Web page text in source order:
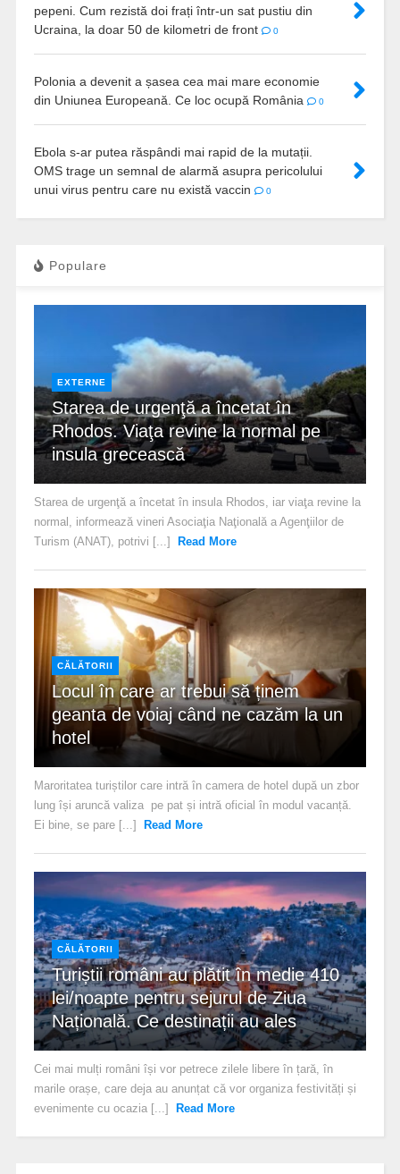
pepeni. Cum rezistă doi frați într-un sat pustiu din
Ucraina, la doar 50 de kilometri de front
0
Polonia a devenit a șasea cea mai mare economie
din Uniunea Europeană. Ce loc ocupă România
0
Ebola s-ar putea răspândi mai rapid de la mutații.
OMS trage un semnal de alarmă asupra pericolului
unui virus pentru care nu există vaccin
0
Populare
EXTERNE
Starea de urgenţă a încetat în
Rhodos. Viaţa revine la normal pe
insula grecească
Starea de urgenţă a încetat în insula Rhodos, iar viaţa revine la
normal, informează vineri Asociaţia Naţională a Agenţiilor de
Turism (ANAT), potrivi [...]
Read More
CĂLĂTORII
Locul în care ar trebui să ținem
geanta de voiaj când ne cazăm la un
hotel
Maroritatea turiștilor care intră în camera de hotel după un zbor
lung își aruncă valiza pe pat și intră oficial în modul vacanță.
Ei bine, se pare [...]
Read More
CĂLĂTORII
Turiștii români au plătit în medie 410
lei/noapte pentru sejurul de Ziua
Națională. Ce destinații au ales
Cei mai mulți români își vor petrece zilele libere în țară, în
marile orașe, care deja au anunțat că vor organiza festivități și
evenimente cu ocazia [...]
Read More